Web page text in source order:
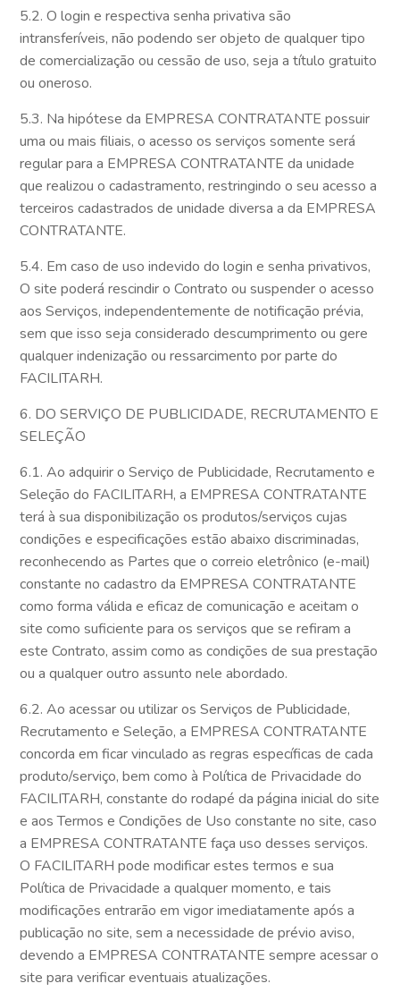
5.2. O login e respectiva senha privativa são
intransferíveis, não podendo ser objeto de qualquer tipo
de comercialização ou cessão de uso, seja a título gratuito
ou oneroso.
5.3. Na hipótese da EMPRESA CONTRATANTE possuir
uma ou mais filiais, o acesso os serviços somente será
regular para a EMPRESA CONTRATANTE da unidade
que realizou o cadastramento, restringindo o seu acesso a
terceiros cadastrados de unidade diversa a da EMPRESA
CONTRATANTE.
5.4. Em caso de uso indevido do login e senha privativos,
O site poderá rescindir o Contrato ou suspender o acesso
aos Serviços, independentemente de notificação prévia,
sem que isso seja considerado descumprimento ou gere
qualquer indenização ou ressarcimento por parte do
FACILITARH.
6. DO SERVIÇO DE PUBLICIDADE, RECRUTAMENTO E
SELEÇÃO
6.1. Ao adquirir o Serviço de Publicidade, Recrutamento e
Seleção do FACILITARH, a EMPRESA CONTRATANTE
terá à sua disponibilização os produtos/serviços cujas
condições e especificações estão abaixo discriminadas,
reconhecendo as Partes que o correio eletrônico (e-mail)
constante no cadastro da EMPRESA CONTRATANTE
como forma válida e eficaz de comunicação e aceitam o
site como suficiente para os serviços que se refiram a
este Contrato, assim como as condições de sua prestação
ou a qualquer outro assunto nele abordado.
6.2. Ao acessar ou utilizar os Serviços de Publicidade,
Recrutamento e Seleção, a EMPRESA CONTRATANTE
concorda em ficar vinculado as regras específicas de cada
produto/serviço, bem como à Política de Privacidade do
FACILITARH, constante do rodapé da página inicial do site
e aos Termos e Condições de Uso constante no site, caso
a EMPRESA CONTRATANTE faça uso desses serviços.
O FACILITARH pode modificar estes termos e sua
Política de Privacidade a qualquer momento, e tais
modificações entrarão em vigor imediatamente após a
publicação no site, sem a necessidade de prévio aviso,
devendo a EMPRESA CONTRATANTE sempre acessar o
site para verificar eventuais atualizações.